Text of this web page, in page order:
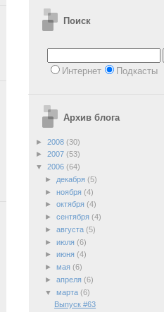
Поиск
Интернет Подкасты
Архив блога
► 2008 (30)
► 2007 (53)
▼ 2006 (64)
►
декабря (5)
► ноября (4)
► октября (4)
► сентября (4)
► августа (5)
► июля (6)
► июня (4)
► мая (6)
► апреля (6)
▼ марта (6)
Выпуск #63